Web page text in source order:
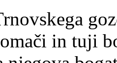
in tuji